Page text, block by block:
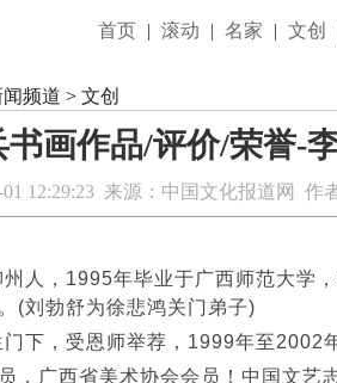
首页 | 滚动 | 名家 | 文创
闻频道 > 文创
画作品/评价/荣誉-
12:29:23 来源： 中国文化报道网 作
，1995年毕业于广西师范大学，
(刘勃舒为徐悲鸿关门弟子)
，受恩师举荐，1999年至2002年
广西省美术协会会员！中国文艺